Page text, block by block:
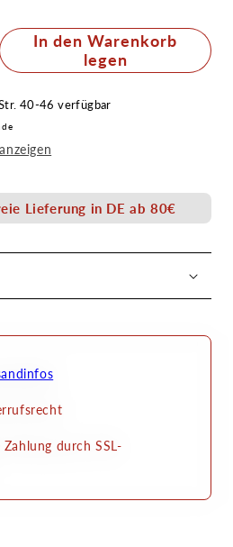
In den Warenkorb
legen
40-46 verfügbar
Lieferung in DE ab 80€
Zahlung durch SSL-